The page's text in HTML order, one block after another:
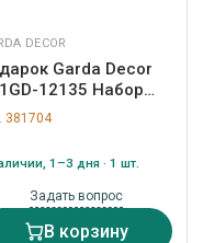
DECOR
Garda Decor
12135 Набор
сервировки стола
Мика (Mirage
33*45
121GD-12135
381704
1–3 дня · 1 шт.
Задать вопрос
В корзину